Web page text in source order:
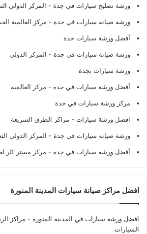
ورشة تصليح سيارات في جدة - المركز الدولي
ورشة صيانة سيارات في جدة - مركز العالمية
أفضل ورشة سيارات جدة
ورشة صيانة سيارات في جدة - المركز الدولي
ورشة سيارات بجدة
أفضل ورشة سيارات في جدة - مركز العالمية
مركز ورشة سيارات في جدة
افضل ورشة سيارات - مراكز الطرق السريعة
ورشة صيانة سيارات في جدة - المركز الدولي
أفضل ورشة سيارات في جدة - مركز مستر كار
افضل مراكز صيانة سيارات المدينة المنورة
افضل ورشة سيارات في المدينة المنورة - مراكز
السيارات